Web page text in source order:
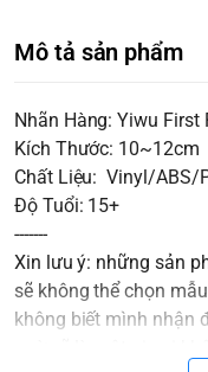
Mô tả sản phẩm
Nhãn Hàng: Yiwu First
Kích Thước: 10~12cm
Chất Liệu: Vinyl/ABS/
Độ Tuổi: 15+
-------
Xin lưu ý: những sản
sẽ không thể chọn
không biết mình nhận